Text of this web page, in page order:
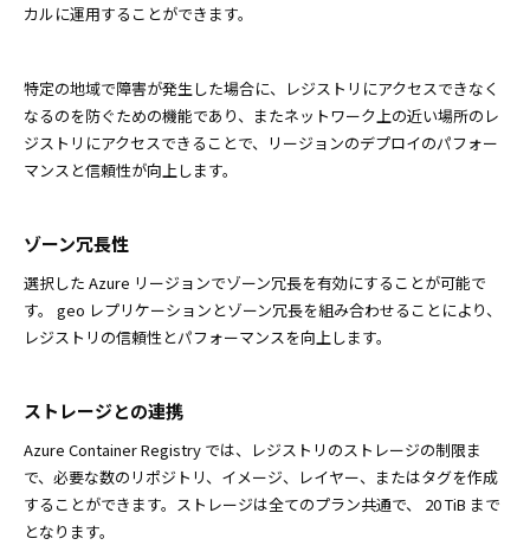
カルに運用することができます。
特定の地域で障害が発生した場合に、レジストリにアクセスできなく
なるのを防ぐための機能であり、またネットワーク上の近い場所のレ
ジストリにアクセスできることで、リージョンのデプロイのパフォー
マンスと信頼性が向上します。
ゾーン冗長性
選択した Azure リージョンでゾーン冗長を有効にすることが可能で
す。 geo レプリケーションとゾーン冗長を組み合わせることにより、
レジストリの信頼性とパフォーマンスを向上します。
ストレージとの連携
Azure Container Registry では、レジストリのストレージの制限ま
で、必要な数のリポジトリ、イメージ、レイヤー、またはタグを作成
することができます。ストレージは全てのプラン共通で、 20 TiB まで
となります。